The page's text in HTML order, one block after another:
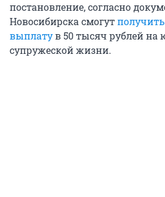
постановление, согласно
Новосибирска смогут
выплатув 50 тысяч рублей на
супружеской жизни.